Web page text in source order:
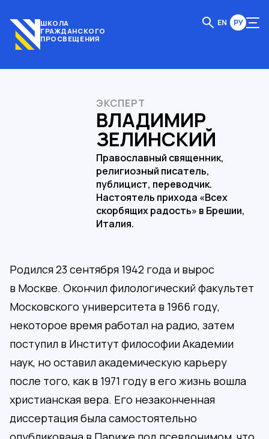
ШКОЛА
ГРАЖДАНСКОГО
ПРОСВЕЩЕНИЯ
EN РУ
ЭКСПЕРТ
ВЛАДИМИР
ЗЕЛИНСКИЙ
Православный священник,
религиозный писатель,
публицист, переводчик.
Настоятель прихода «Всех
скорбящих радость» в Брешии,
Италия.
Родился 23 сентября 1942 года и вырос
в Москве. Окончил филологический факультет
Московского университета в 1966 году,
некоторое время работал на радио, затем
поступил в Институт философии Академии
наук, но оставил академическую карьеру
после того, как в 1971 году в его жизнь вошла
христианская вера. Его незаконченная
диссертация была самостоятельно